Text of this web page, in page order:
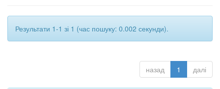
Результати 1-1 зі 1 (час пошуку: 0.002 секунди).
назад 1 далі